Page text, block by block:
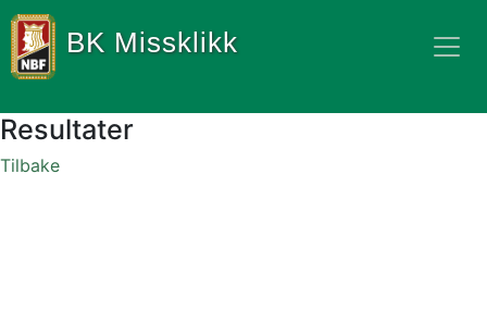
BK Missklikk
Resultater
Tilbake